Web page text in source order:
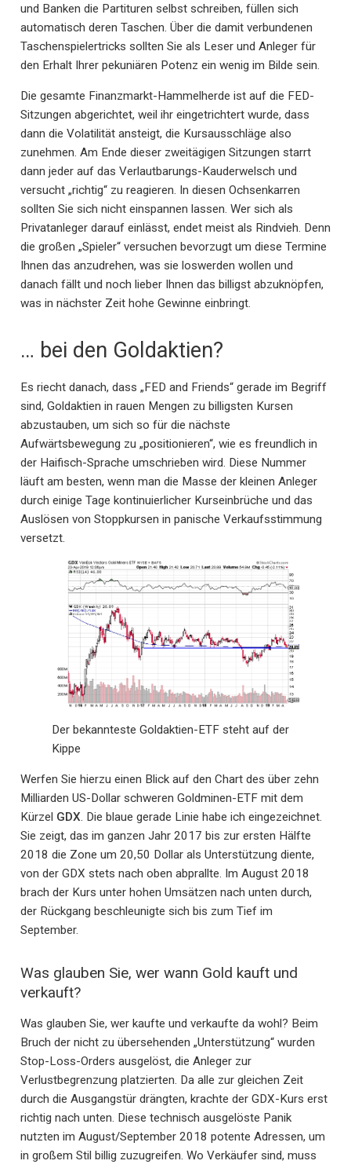
und Banken die Partituren selbst schreiben, füllen sich
automatisch deren Taschen. Über die damit verbundenen
Taschenspielertricks sollten Sie als Leser und Anleger für
den Erhalt Ihrer pekuniären Potenz ein wenig im Bilde sein.
Die gesamte Finanzmarkt-Hammelherde ist auf die FED-
Sitzungen abgerichtet, weil ihr eingetrichtert wurde, dass
dann die Volatilität ansteigt, die Kursausschläge also
zunehmen. Am Ende dieser zweitägigen Sitzungen starrt
dann jeder auf das Verlautbarungs-Kauderwelsch und
versucht „richtig“ zu reagieren. In diesen Ochsenkarren
sollten Sie sich nicht einspannen lassen. Wer sich als
Privatanleger darauf einlässt, endet meist als Rindvieh. Denn
die großen „Spieler“ versuchen bevorzugt um diese Termine
Ihnen das anzudrehen, was sie loswerden wollen und
danach fällt und noch lieber Ihnen das billigst abzuknöpfen,
was in nächster Zeit hohe Gewinne einbringt.
… bei den Goldaktien?
Es riecht danach, dass „FED and Friends“ gerade im Begriff
sind, Goldaktien in rauen Mengen zu billigsten Kursen
abzustauben, um sich so für die nächste
Aufwärtsbewegung zu „positionieren“, wie es freundlich in
der Haifisch-Sprache umschrieben wird. Diese Nummer
läuft am besten, wenn man die Masse der kleinen Anleger
durch einige Tage kontinuierlicher Kurseinbrüche und das
Auslösen von Stoppkursen in panische Verkaufsstimmung
versetzt.
Der bekannteste Goldaktien-ETF steht auf der
Kippe
Werfen Sie hierzu einen Blick auf den Chart des über zehn
Milliarden US-Dollar schweren Goldminen-ETF mit dem
Kürzel GDX. Die blaue gerade Linie habe ich eingezeichnet.
Sie zeigt, das im ganzen Jahr 2017 bis zur ersten Hälfte
2018 die Zone um 20,50 Dollar als Unterstützung diente,
von der GDX stets nach oben abprallte. Im August 2018
brach der Kurs unter hohen Umsätzen nach unten durch,
der Rückgang beschleunigte sich bis zum Tief im
September.
Was glauben Sie, wer wann Gold kauft und
verkauft?
Was glauben Sie, wer kaufte und verkaufte da wohl? Beim
Bruch der nicht zu übersehenden „Unterstützung“ wurden
Stop-Loss-Orders ausgelöst, die Anleger zur
Verlustbegrenzung platzierten. Da alle zur gleichen Zeit
durch die Ausgangstür drängten, krachte der GDX-Kurs erst
richtig nach unten. Diese technisch ausgelöste Panik
nutzten im August/September 2018 potente Adressen, um
in großem Stil billig zuzugreifen. Wo Verkäufer sind, muss